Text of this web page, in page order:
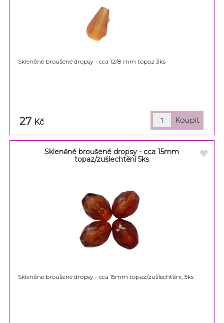
Skleněné broušené dropsy - cca 12/8 mm topaz 3ks
27 Kč
Skleněné broušené dropsy - cca 15mm
topaz/zušlechtění 5ks
Skleněné broušené dropsy - cca 15mm topaz/zušlechtění, 5ks